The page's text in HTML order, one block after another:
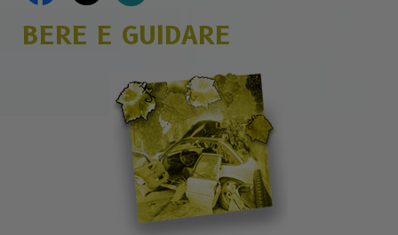
BERE E GUIDARE